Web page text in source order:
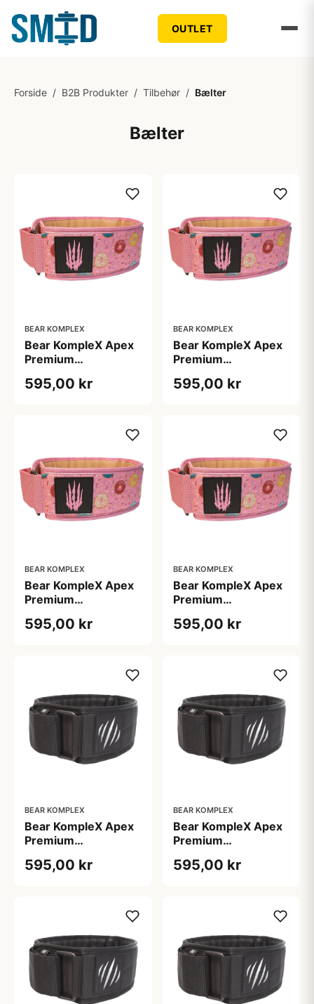
OUTLET
Forside / B2B Produkter / Tilbehør / Bælter
Bælter
BEAR KOMPLEX
Bear KompleX Apex
Premium
Pink str. L
595,00 kr
BEAR KOMPLEX
Bear KompleX Apex
Premium
Pink str. M
595,00 kr
BEAR KOMPLEX
Bear KompleX Apex
Premium
Pink str. S
595,00 kr
BEAR KOMPLEX
Bear KompleX Apex
Premium
Pink str. XL
595,00 kr
BEAR KOMPLEX
Bear KompleX Apex
Premium
Sort str. L til tunge
595,00 kr
BEAR KOMPLEX
Bear KompleX Apex
Premium
Sort str. M
595,00 kr